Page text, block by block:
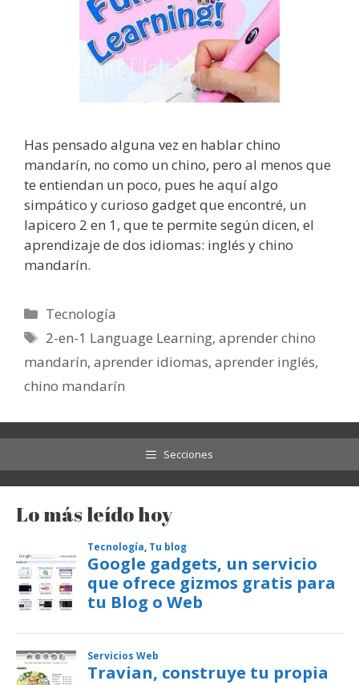
Has pensado alguna vez en hablar chino
mandarín, no como un chino, pero al menos que
te entiendan un poco, pues he aquí algo
simpático y curioso gadget que encontré, un
lapicero 2 en 1, que te permite según dicen, el
aprendizaje de dos idiomas: inglés y chino
mandarín.
Categorías
Tecnología
Etiquetas
2-en-1 Language Learning,aprender chino
mandarín, aprender idiomas, aprender inglés,
chino mandarín
Secciones
Lo más leído hoy